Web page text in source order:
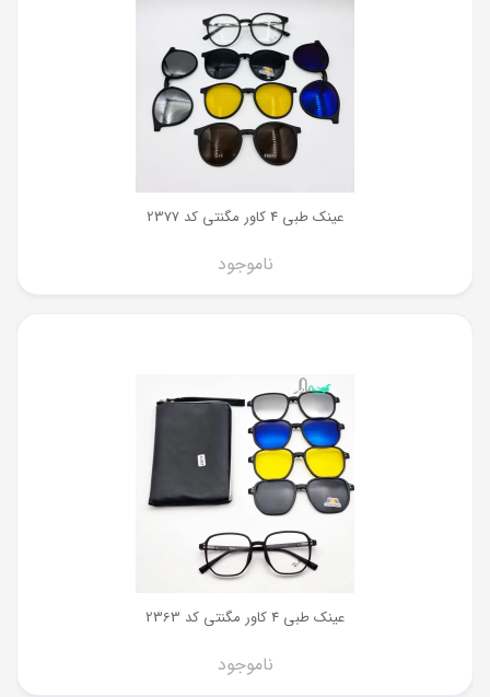
عینک طبی 4 کاور مگنتی کد 2377
ناموجود
عینک طبی 4 کاور مگنتی کد 2363
ناموجود